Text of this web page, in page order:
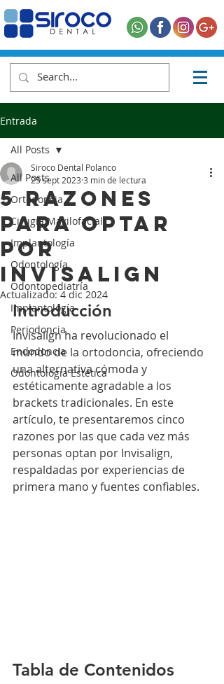
Entrada
All Posts
Ortodoncia
Cirugía Maxilofacial
Implantología
Odontología
Odontopediatría
Implantología
Periodoncia
Endodoncia
Odontología Estética
All Posts
5 Razones
Para Optar
Por
Invisalign
Siroco Dental Polanco
25 sept 2023 3 min de lectura
Actualizado:4 dic 2024
Introducción
Invisalign ha revolucionado el
mundo de la ortodoncia, ofreciendo
una alternativa cómoda y
estéticamente agradable a los
brackets tradicionales. En este
artículo, te presentaremos cinco
razones por las que cada vez más
personas optan por Invisalign,
respaldadas por experiencias de
primera mano y fuentes confiables.
Tabla de Contenidos